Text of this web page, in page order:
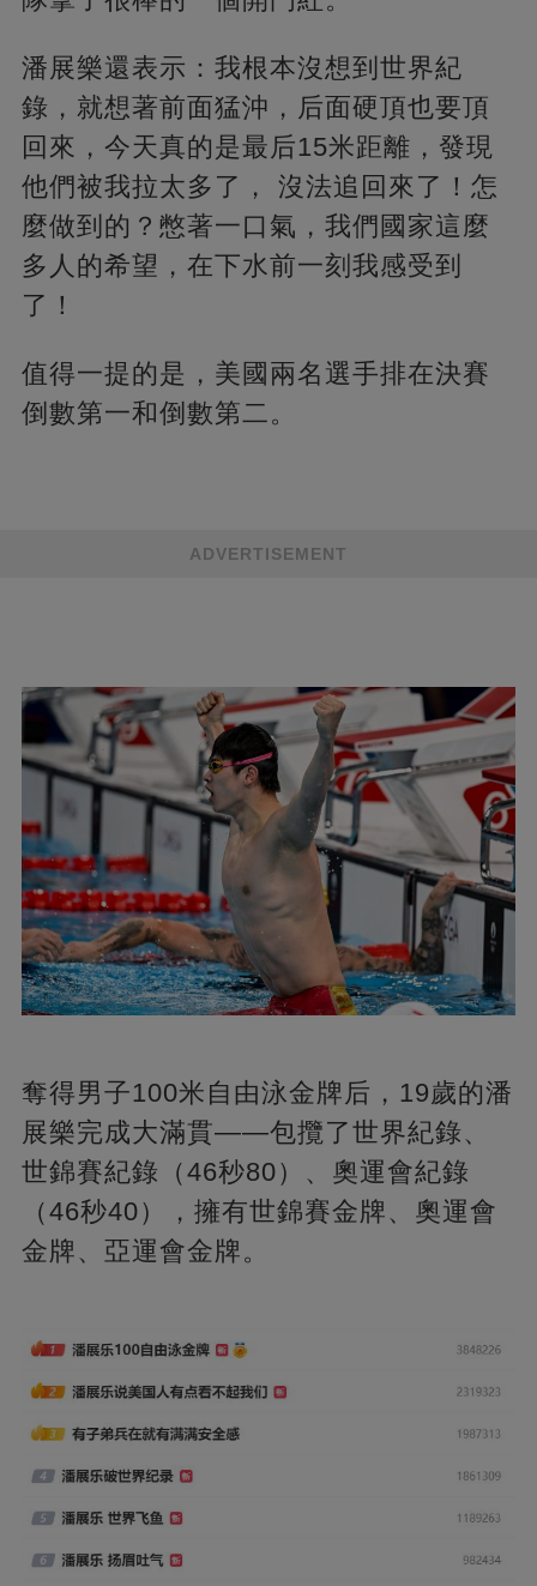
潘展樂還表示：我根本沒想到世界紀
錄，就想著前面猛沖，后面硬頂也要頂
回來，今天真的是最后15米距離，發現
他們被我拉太多了， 沒法追回來了！怎
麼做到的？憋著一口氣，我們國家這麼
多人的希望，在下水前一刻我感受到
了！
值得一提的是，美國兩名選手排在決賽
倒數第一和倒數第二。
ADVERTISEMENT
奪得男子100米自由泳金牌后，19歲的潘
展樂完成大滿貫——包攬了世界紀錄、
世錦賽紀錄（46秒80）、奧運會紀錄
（46秒40），擁有世錦賽金牌、奧運會
金牌、亞運會金牌。